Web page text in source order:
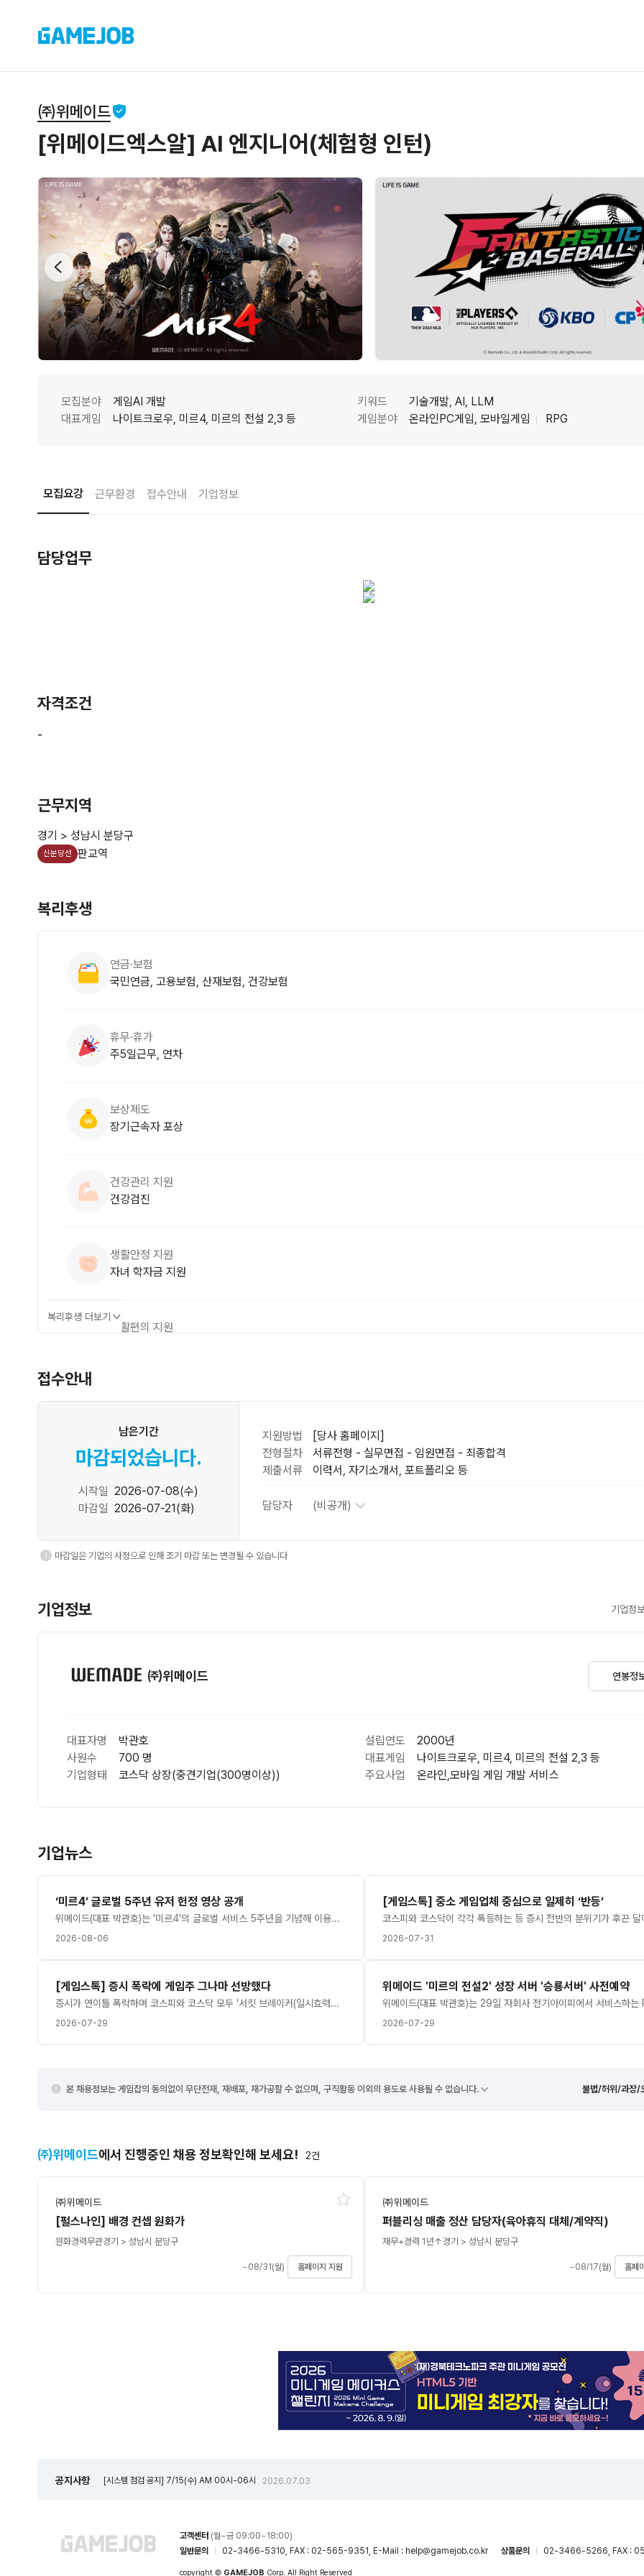
㈜위메이드
[위메이드엑스알] AI 엔지니어(체험형 인턴)
모집분야 게임AI 개발 키워드
기술개발, AI, LLM
대표게임
나이트크로우, 미르4, 미르의 전설 2,3 등 게임분야 온라인PC게임, 모바일게임 RPG
모집요강 근무환경 접수안내 기업정보
담당업무
자격조건
근무지역
경기 > 성남시 분당구
신분당선 판교역
복리후생
연금·보험
국민연금, 고용보험, 산재보험, 건강보험
휴무·휴가
주5일근무, 연차
보상제도
장기근속자 포상
건강관리 지원
건강검진
생활안정 지원
자녀 학자금 지원
생활편의 지원
복리후생 더보기
접수안내
남은기간
마감되었습니다.
시작일 2026-07-08(수)
마감일 2026-07-21(화)
지원방법
[당사 홈페이지]
전형절차
서류전형 - 실무면접 - 임원면접 - 최종합격
제출서류
이력서, 자기소개서, 포트폴리오 등
담당자 (비공개)
마감일은 기업의 사정으로 인해 조기 마감 또는 변경될 수 있습니다
기업정보 기업정
㈜위메이드 연봉정
대표자명 박관호 설립연도
2000년
사원수
700 명 대표게임
나이트크로우, 미르4, 미르의 전설 2,3 등
기업형태
코스닥 상장(중견기업(300명이상)) 주요사업 온라인,모바일 게임 개발 서비스
기업뉴스
‘미르4’ 글로벌 5주년 유저 헌정 영상 공개
위메이드(대표 박관호)는 '미르4'의 글로벌 서비스 5주년을 기념해 이용자 헌정 영상을 6일 공개했다. 그간의 성과를 정리한 기념 영상과 뮤직비디오(MV) 등 총 2개다.먼저 기념 영상에는 지난 5년간의 성과가 담겼다. 총 2440만 개의 계정, 4010만 개의 캐릭터가 생성됐고, 핵심 재화 '흑철'의 통제권을 두고 겨루는 대규모 전쟁 '비곡 점령전'은 1만 5000회 이상 진행됐다. 이와 함께 위메이드는 '미르4'에 변함 없는 성원을 보내준 이용자들에게 감사의 뜻을 전하고자 오리지널 음원 'Where the Mountain Peaks End'를 제작하고, 이를 배경으로 한 5주년 기념 뮤직비디오도 공개했다. 해당 '미르4' 이용자 헌정 영상 2개는 위메이드 글로벌 공식 유튜브 채널에서 확인할 수 있다.[더게임스데일리 한동연 기자 bronzek@tgdaily.co.kr]
2026-08-06
[게임스톡] 중소 게임업체 중심으로 일제히 ‘반등’
2026-07-31
[게임스톡] 증시 폭락에 게임주 그나마 선방했다
증시가 연이틀 폭락하며 코스피와 코스닥 모두 '서킷 브레이커(일시효력정지)'가 발동됐다. 반도체 고점에 대한 공포감과 단일 종목 레버리지 ETF(상장지수펀드)의 변동성 확대 등으로 투자 심리가 크게 위축됐다는 지적이다.이 같은 증시 침체에 따라 따라 게임주 역시 하락장이 연출됐다. 주요 종목 대다수가 약세를 보였고, 일부는 낙폭을 크게 확대했다. 반면, 크래프톤 시프트업 등은 보합권으로 거래를 마치며 증시 낙폭 대비 선방하는 흐름을 보이기도 했다.29일 게임주는 플레이위드 등을 제외한 대다수 종목이 하락했다. 플레이위드 주가도 전거래일 대비 0.21% 상승한 2340원에 강보합에 그쳤다. 이날 썸에이지 주가는 전거래일 대비 12.02%(150원) 내린 1098원에 거래를 마치며 게임주 중 가장 큰 낙폭을 보였다. 이 회사 주가는 앞서 2거래일 간 상한가 및 급등세를 보이다, 급락세로 돌아서며 변동폭을 크게 드러냈다.코스피 게임 대장주인 크래프톤 주가는 전거래일 대비 0.61%(1500원) 내린 24만 2000원에 장을 마감했다. 이날 호실적을 발표한 이후, 대체거래소를 통한 주가는 상승세로 돌아서기도 했다.엔씨 주가는 전거래일 대비 1.78%(4000원) 내린 22만 1000원에 장을 마감했다. 넷마블 주가도 2.72%(1000원) 하락한 3만 5750원에 거래를 마쳤다.코스닥 상위 게임주 펄어비스 주가는 전거래일 대비 2.09%(700원) 내린 3만 2750원에 장을 마감했다. 이 회사 주가는 2거래일 연속 약세를 보였으며, 장중 3만 200원까지 떨어지는 초단기 급락세를 보이기도 했다.또한 위메이드그룹주가 5%대 이상의 하락세를 보였으며, 조이시티(-6.58%) 밸로프(-7.64%) 한빛소프트(-8.12%) 컴투스홀딩스(-9.22%) 등이 비교적 큰 낙폭을 드러냈다.이날 게임엔터테인먼트 업종은 전거래일 대비 1.16% 하락했으며, 전체 79개 업종 중 17위를 기록했다. 코스피 지수는 360.42포인트(5.98%) 내린 5663.24포인트를, 코스닥 지수도 43.17포인트(6.12%) 떨어진 662.68포인트를 기록했다.[더게임스데일리 이주환 기자 ejohn@tgdaily.co.kr]
2026-07-29
위메이드 '미르의 전설2' 성장 서버 '승룡서버' 사전예약
2026-07-29
본 채용정보는 게임잡의 동의없이 무단전재, 재배포, 재가공할 수 없으며, 구직활동 이외의 용도로 사용될 수 없습니다. 불법/허위/과장/
㈜위메이드에서 진행중인 채용 정보확인해 보세요! 2건
㈜위메이드
[펄스나인] 배경 컨셉 원화가
원화경력무관경기 > 성남시 분당구
~08/31(월) 홈페이지 지원
㈜위메이드
퍼블리싱 매출 정산 담당자(육아휴직 대체/계약직)
재무+경력 1년↑ 경기 > 성남시 분당구
~08/17(월) 홈페
공지사항 [시스템 점검 공지] 7/15(수) AM 00시-06시 2026.07.03
고객센터 (월~금 09:00~18:00)
일반문의
02-3466-5310, FAX : 02-565-9351, E-Mail : help@gamejob.co.kr 상품문의 02-3466-5266, FAX :
copyright © GAMEJOB Corp. All Right Reserved